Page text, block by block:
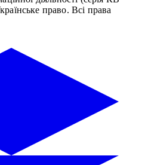
право. Всі права